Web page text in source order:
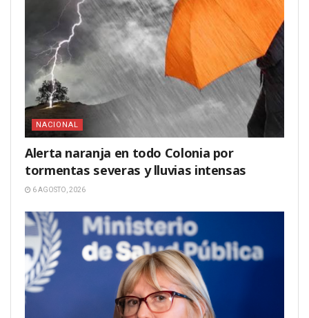
NACIONAL
Alerta naranja en todo Colonia por
tormentas severas y lluvias intensas
6 AGOSTO, 2026